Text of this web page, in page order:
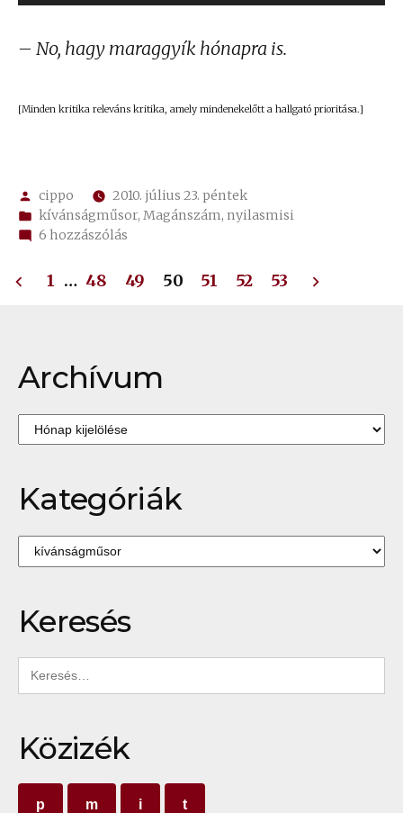
lejátszó
– No, hagy maraggyík hónapra is.
[Minden kritika releváns kritika, amely mindenekelőtt a hallgató prioritása.]
Szerző:
cippo
2010. július 23. péntek
Kategória:
kívánságműsor,Magánszám,nyilasmisi
6 hozzászólás
Lobo
Nyári
zaklatás
–
kívánságműsor
című
Bejegyzések
1 … 48 49 50 51 52 53
Archívum
Archívum
Kategóriák
Kategóriák
Keresés
Keresés:
Közizék
p m i t